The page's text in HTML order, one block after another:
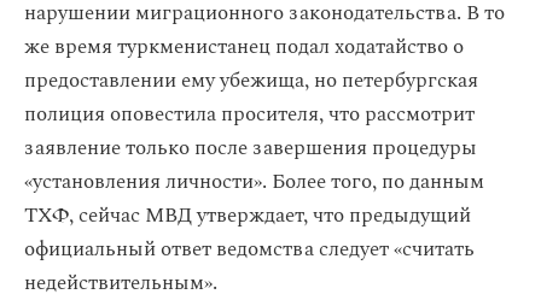
нарушении миграционного законодательства. В то
же время туркменистанец подал ходатайство о
предоставлении ему убежища, но петербургская
полиция оповестила просителя, что рассмотрит
заявление только после завершения процедуры
«установления личности». Более того, по данным
ТХФ, сейчас МВД утверждает, что предыдущий
официальный ответ ведомства следует «считать
недействительным».